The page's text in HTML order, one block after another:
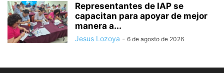
Representantes de IAP se
capacitan para apoyar de mejor
manera a...
Jesus Lozoya - 6 de agosto de 2026